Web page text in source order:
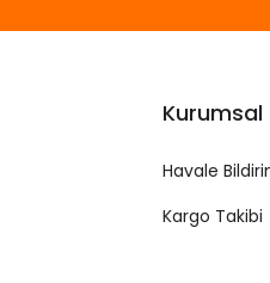
Kurumsal
Havale
Kargo Takibi